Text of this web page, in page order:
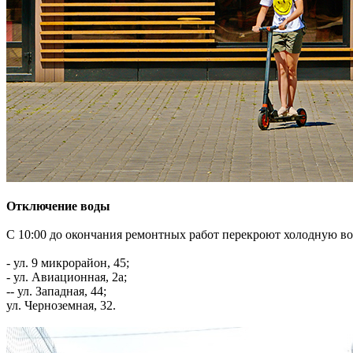
Отключение воды
С 10:00 до окончания ремонтных работ перекроют холодную
- ул. 9 микрорайон, 45;
- ул. Авиационная, 2а;
-- ул. Западная, 44;
ул. Черноземная, 32.